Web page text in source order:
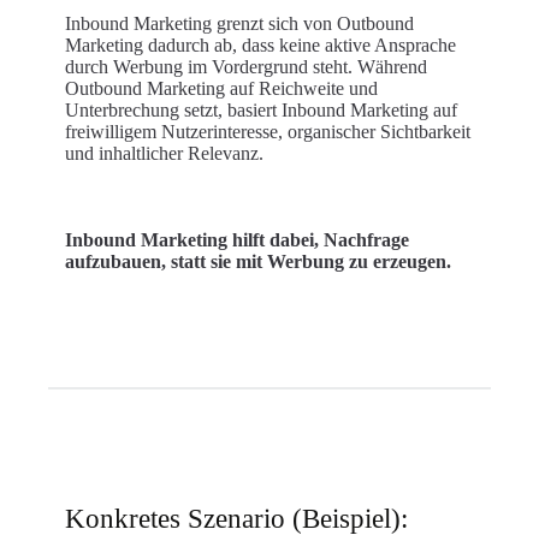
Inbound Marketing grenzt sich von Outbound
Marketing dadurch ab, dass keine aktive Ansprache
durch Werbung im Vordergrund steht. Während
Outbound Marketing auf Reichweite und
Unterbrechung setzt, basiert Inbound Marketing auf
freiwilligem Nutzerinteresse, organischer Sichtbarkeit
und inhaltlicher Relevanz.
Inbound Marketing hilft dabei, Nachfrage
aufzubauen, statt sie mit Werbung zu erzeugen.
Konkretes Szenario (Beispiel):